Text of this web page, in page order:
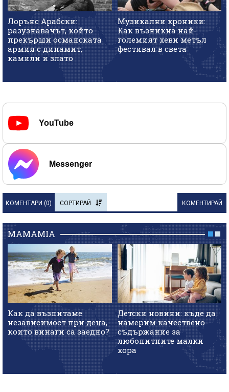
Лорънс Арабски:
разузнавачът, който
прекърши османската
армия с динамит,
камили и злато
Музикални хроники:
Как възникна най-
големият хеви метъл
фестивал в света
YouTube
Messenger
КОМЕНТАРИ (0) СОРТИРАЙ КОМЕНТИРАЙ
MAMAMIA
Как да възпитаме
независимост при деца,
които винаги са заедно?
Детски новини: къде да
намерим качествено
съдържание за
любопитните малки
хора